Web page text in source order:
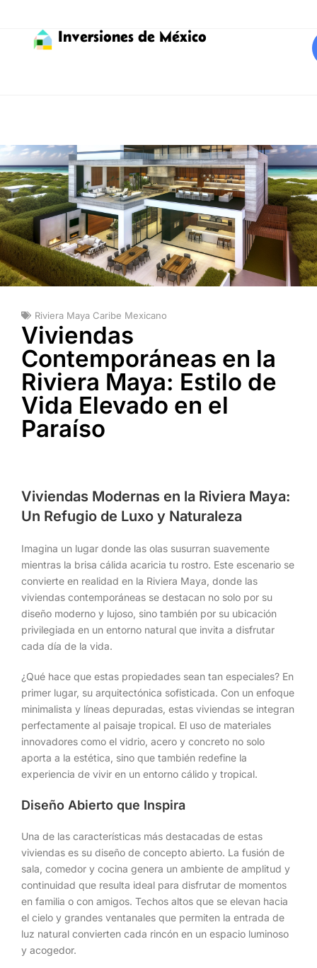
Inversiones de México
Riviera Maya Caribe Mexicano
Viviendas
Contemporáneas en la
Riviera Maya: Estilo de
Vida Elevado en el
Paraíso
Viviendas Modernas en la Riviera Maya:
Un Refugio de Luxo y Naturaleza
Imagina un lugar donde las olas susurran suavemente
mientras la brisa cálida acaricia tu rostro. Este escenario se
convierte en realidad en la Riviera Maya, donde las
viviendas contemporáneas se destacan no solo por su
diseño moderno y lujoso, sino también por su ubicación
privilegiada en un entorno natural que invita a disfrutar
cada día de la vida.
¿Qué hace que estas propiedades sean tan especiales? En
primer lugar, su arquitectónica sofisticada. Con un enfoque
minimalista y líneas depuradas, estas viviendas se integran
perfectamente al paisaje tropical. El uso de materiales
innovadores como el vidrio, acero y concreto no solo
aporta a la estética, sino que también redefine la
experiencia de vivir en un entorno cálido y tropical.
Diseño Abierto que Inspira
Una de las características más destacadas de estas
viviendas es su diseño de concepto abierto. La fusión de
sala, comedor y cocina genera un ambiente de amplitud y
continuidad que resulta ideal para disfrutar de momentos
en familia o con amigos. Techos altos que se elevan hacia
el cielo y grandes ventanales que permiten la entrada de
luz natural convierten cada rincón en un espacio luminoso
y acogedor.